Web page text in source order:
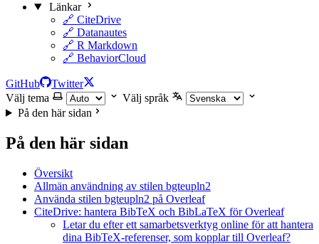
Länkar
🔗 CiteDrive
🔗 Datanautes
🔗 R Markdown
🔗 BehaviorCloud
GitHub
Twitter
Välj tema
Välj språk
På den här sidan
På den här sidan
Översikt
Allmän användning av stilen bgteupln2
Använda stilen bgteupln2 på Overleaf
CiteDrive: hantera BibTeX och BibLaTeX för Overleaf
Letar du efter ett samarbetsverktyg online för att hantera
dina BibTeX-referenser, som kopplar till Overleaf?